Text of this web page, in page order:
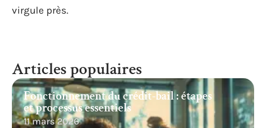
virgule près.
Articles populaires
Fonctionnement du crédit-bail : étapes
et processus essentiels
11 mars 2026